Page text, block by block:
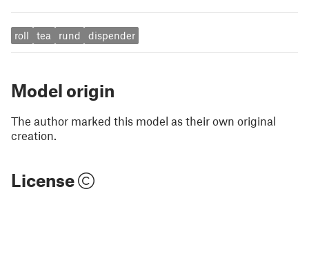
roll tea rund dispender
Model origin
The author marked this model as their own original
creation.
License